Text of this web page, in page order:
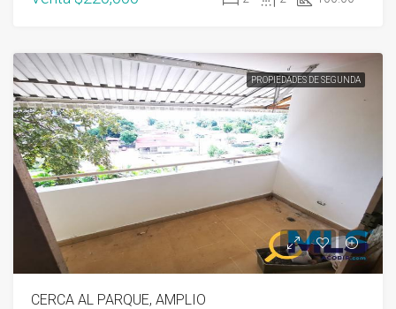
PROPIEDADES DE SEGUNDA
CERCA AL PARQUE, AMPLIO